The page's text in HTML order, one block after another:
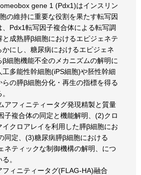
gene 1 (Pdx1)はインスリン
の維持に重要な役割を果たす転写因
Pdx1転写因子複合体による転写調
成熟膵β細胞におけるエピジェネテ
かにし、糖尿病におけるエピジェネ
細胞機能不全のメカニズムの解明に
多能性幹細胞(iPS細胞)や胚性幹細
の膵β細胞分化・再生の指標を得る
アフィニティータグ発現精製と質量
子複合体の同定と機能解明、(2)クロ
クロアレイを利用した膵β細胞にお
同定、(3)糖尿病膵β細胞における
ネティックな制御機構の解明、につ
。
ィニティータグ(FLAG-HA)融合